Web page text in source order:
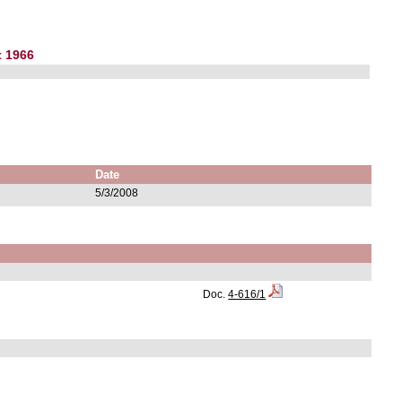
1966
Date
5/3/2008
Doc.4-616/1